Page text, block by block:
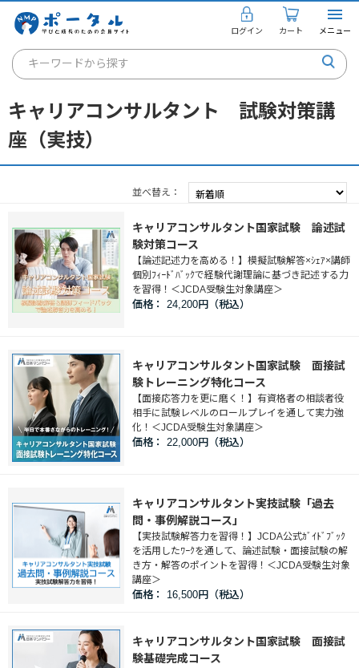
ログイン カート メニュー
キーワードから探す
通信講座
キャリアコンサルタント
書籍・教材
ご利用ガイド
法人のお客様
企業情報
採用情報
キャリアコンサルタント 試験対策講
座（実技）
並べ替え
キャリアコンサルタント国家試験 論述試
験対策コース
【論述記述力を高める！】模擬試験解答×ｼｪｱ×講師
個別ﾌｨｰﾄﾞﾊﾞｯｸで経験代謝理論に基づき記述する力
を習得！＜JCDA受験生対象講座＞
価格： 24,200円
キャリアコンサルタント国家試験 面接試
験トレーニング特化コース
【面接応答力を更に磨く！】有資格者の相談者役
相手に試験レベルのロールプレイを通して実力強
化！＜JCDA受験生対象講座＞
価格： 22,000円
キャリアコンサルタント実技試験「過去
問・事例解説コース」
【実技試験解答力を習得！】JCDA公式ｶﾞｲﾄﾞﾌﾞｯｸ
を活用したﾜｰｸを通して、論述試験・面接試験の解
き方・解答のポイントを習得！＜JCDA受験生対象
講座＞
価格： 16,500円
キャリアコンサルタント国家試験 面接試
験基礎完成コース